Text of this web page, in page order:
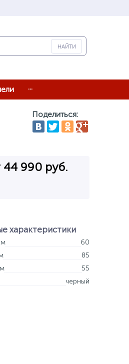
...
Поделиться:
44 990 руб.
характеристики
60
85
55
черный